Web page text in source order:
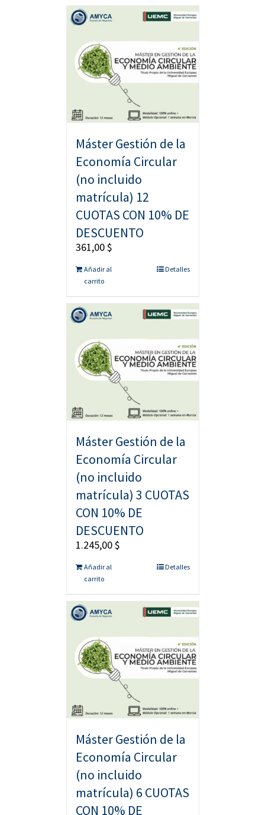
Máster Gestión de la
Economía Circular
(no incluido
matrícula) 12
CUOTAS CON 10% DE
DESCUENTO
361,00$
Añadir al
carrito
Detalles
Máster Gestión de la
Economía Circular
(no incluido
matrícula) 3 CUOTAS
CON 10% DE
DESCUENTO
1.245,00$
Añadir al
carrito
Detalles
Máster Gestión de la
Economía Circular
(no incluido
matrícula) 6 CUOTAS
CON 10% DE